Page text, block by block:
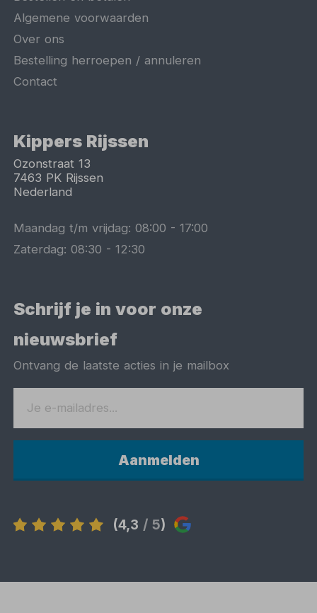
Algemene voorwaarden
Over ons
Bestelling herroepen / annuleren
Contact
Kippers Rijssen
Ozonstraat 13
7463 PK Rijssen
Nederland
Maandag t/m vrijdag:08:00 -17:00
Zaterdag:08:30 -12:30
Schrijf je in voor onze
nieuwsbrief
Ontvang de laatste acties in je mailbox
Aanmelden
(4,3 / 5)